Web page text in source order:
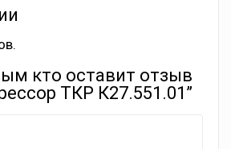
кто оставит отзыв
ТКР К27.551.01”